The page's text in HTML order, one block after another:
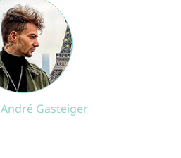
André Gasteiger